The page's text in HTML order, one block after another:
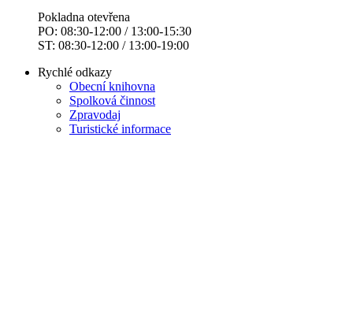
Pokladna otevřena
PO: 08:30-12:00 / 13:00-15:30
ST: 08:30-12:00 / 13:00-19:00
Rychlé odkazy
Obecní knihovna
Spolková činnost
Zpravodaj
Turistické informace